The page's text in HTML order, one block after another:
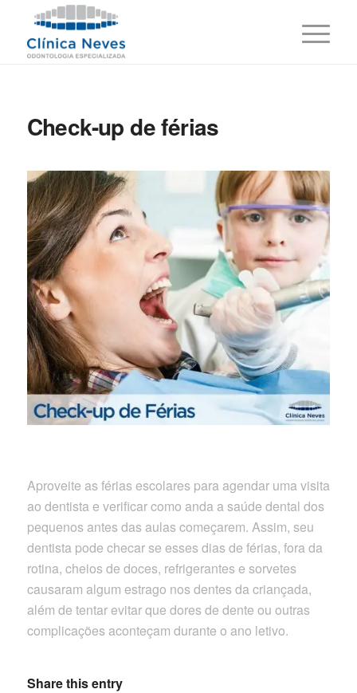
Check-up de férias
Aproveite as férias escolares para agendar uma visita
ao dentista e verificar como anda a saúde dental dos
pequenos antes das aulas começarem. Assim, seu
dentista pode checar se esses dias de férias, fora da
rotina, cheios de doces, refrigerantes e sorvetes
causaram algum estrago nos dentes da criançada,
além de tentar evitar que dores de dente ou outras
complicações aconteçam durante o ano letivo.
Share this entry